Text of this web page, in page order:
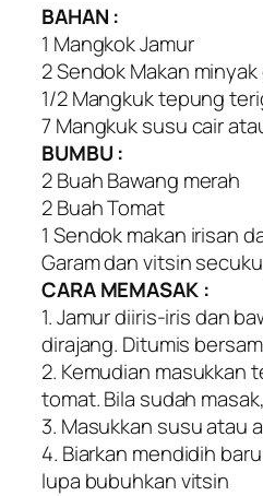
BAHAN :
1 Mangkok Jamur
2 Sendok Makan
1/2 Mangkuk tepung
7 Mangkuk susu cair
BUMBU :
2 Buah Bawang merah
2 Buah Tomat
1 Sendok makan irisan
Garam dan vitsin
CARA MEMASAK :
1. Jamur diiris-iris dan
dirajang. Ditumis
2. Kemudian masukkan
tomat. Bila sudah masak,
3. Masukkan susu atau
4. Biarkan mendidih
lupa bubuhkan vitsin